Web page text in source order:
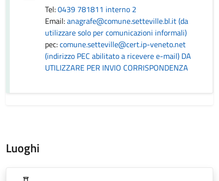
Tel:0439 781811 interno 2
Email:anagrafe@comune.setteville.bl.it (da
utilizzare solo per comunicazioni informali)
pec:comune.setteville@cert.ip-veneto.net
(indirizzo PEC abilitato a ricevere e-mail) DA
UTILIZZARE PER INVIO CORRISPONDENZA
Luoghi